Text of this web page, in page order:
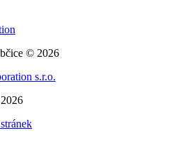
© 2026
s.r.o.